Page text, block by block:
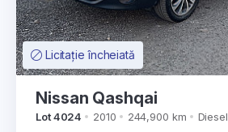
Licitație încheiată
Nissan Qashqai
Lot 4024 2010 244,900 km
Diesel